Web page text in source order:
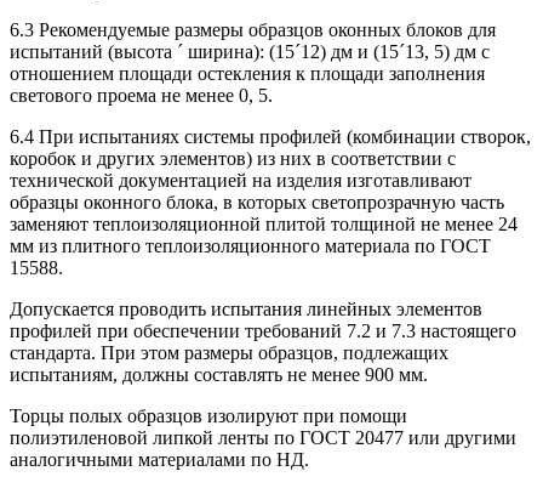
6.3 Рекомендуемые размеры образцов оконных блоков для
испытаний (высота ´ ширина): (15´12) дм и (15´13, 5) дм с
отношением площади остекления к площади заполнения
светового проема не менее 0, 5.
6.4 При испытаниях системы профилей (комбинации створок,
коробок и других элементов) из них в соответствии с
технической документацией на изделия изготавливают
образцы оконного блока, в которых светопрозрачную часть
заменяют теплоизоляционной плитой толщиной не менее 24
мм из плитного теплоизоляционного материала по ГОСТ
15588.
Допускается проводить испытания линейных элементов
профилей при обеспечении требований 7.2 и 7.3 настоящего
стандарта. При этом размеры образцов, подлежащих
испытаниям, должны составлять не менее 900 мм.
Торцы полых образцов изолируют при помощи
полиэтиленовой липкой ленты по ГОСТ 20477 или другими
аналогичными материалами по НД.